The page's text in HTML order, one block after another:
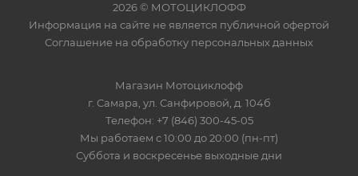
2026 © МОТОЦИКЛОФФ
Информация на сайте не является публичной офертой
Соглашение на обработку персональных данных
Магазин Мотоциклофф
г. Самара ул. Санфировой, д. 104б
Телефон: +7 (846) 300-45-05
Мы работаем с 10:00 до 20:00 (пн-пт)
Суббота и воскресенье выходные дни